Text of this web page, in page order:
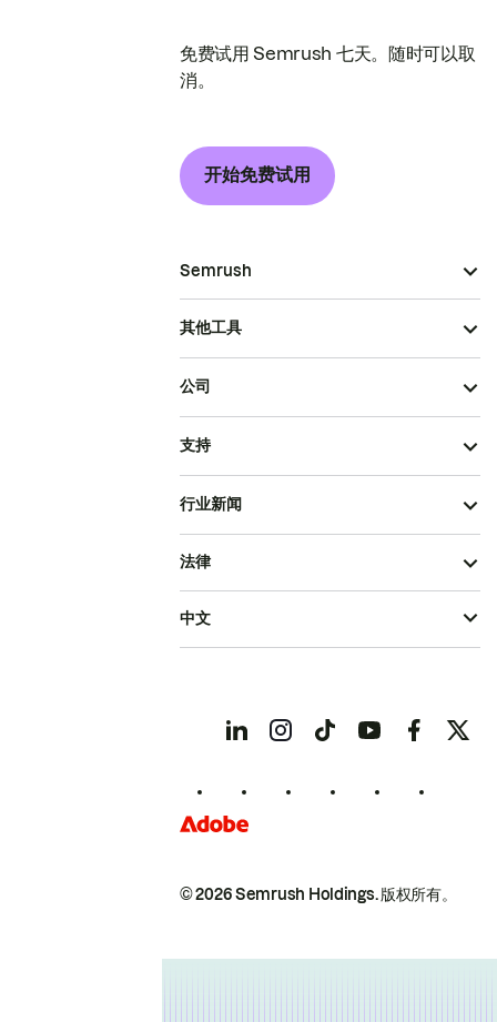
免费试用 Semrush 七天。随时可以取
消。
开始免费试用
Semrush
其他工具
公司
支持
行业新闻
© 2026 Semrush Holdings.版权所有。
法律
中文